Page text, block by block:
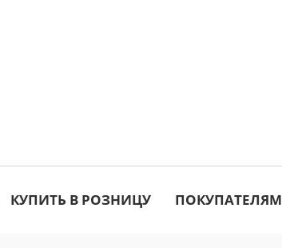
КУПИТЬ В РОЗНИЦУ ПОКУПАТЕЛЯМ